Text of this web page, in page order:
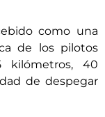
como una
de los pilotos
kilómetros, 40
de despegar